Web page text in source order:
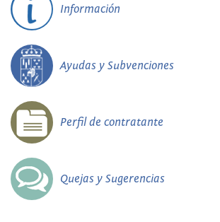
Información
Ayudas y Subvenciones
Perfil de contratante
Quejas y Sugerencias